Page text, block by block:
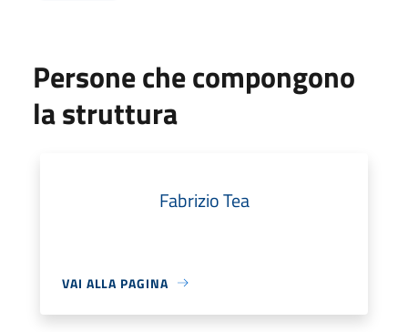
Persone che compongono
la struttura
Fabrizio Tea
VAI ALLA PAGINA